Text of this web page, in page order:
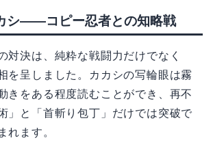
シ——コピー忍者との知略戦
対決は、純粋な戦闘力だけでなく
を呈しました。カカシの写輪眼は霧
きをある程度読むことができ、再不
」と「首斬り包丁」だけでは突破で
れます。